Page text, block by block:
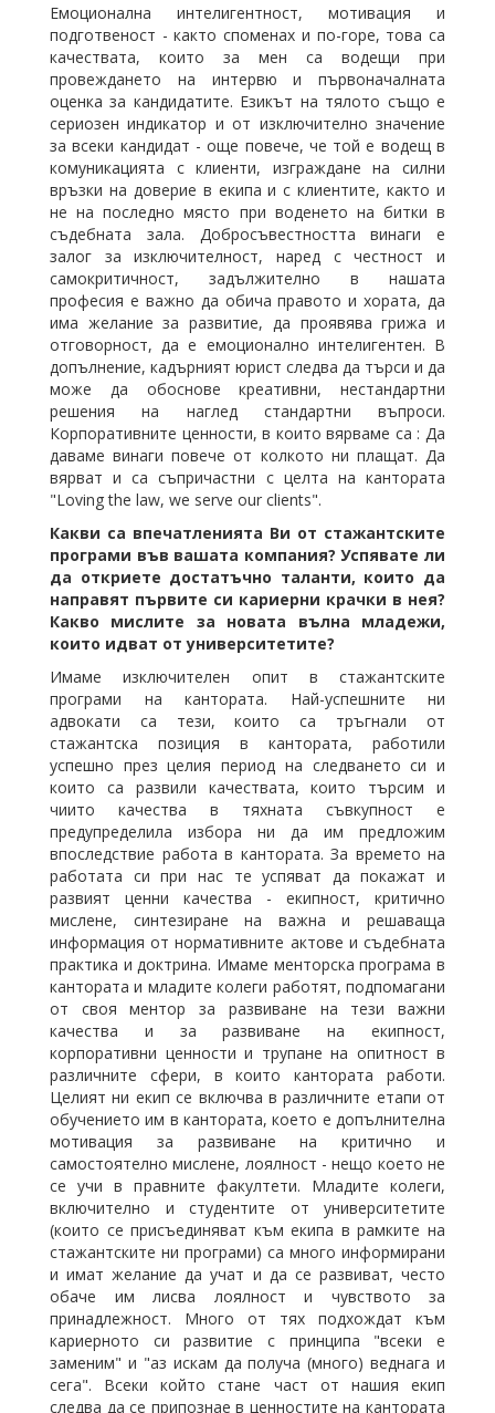
Емоционална интелигентност, мотивация и
подготвеност - както споменах и по-горе, това са
качествата, които за мен са водещи при
провеждането на интервю и първоначалната
оценка за кандидатите. Езикът на тялото също е
сериозен индикатор и от изключително значение
за всеки кандидат - още повече, че той е водещ в
комуникацията с клиенти, изграждане на силни
връзки на доверие в екипа и с клиентите, както и
не на последно място при воденето на битки в
съдебната зала. Добросъвестността винаги е
залог за изключителност, наред с честност и
самокритичност, задължително в нашата
професия е важно да обича правото и хората, да
има желание за развитие, да проявява грижа и
отговорност, да е емоционално интелигентен. В
допълнение, кадърният юрист следва да търси и да
може да обоснове креативни, нестандартни
решения на наглед стандартни въпроси.
Корпоративните ценности, в които вярваме са : Да
даваме винаги повече от колкото ни плащат. Да
вярват и са съпричастни с целта на кантората
"Loving the law, we serve our clients".
Какви са впечатленията Ви от стажантските
програми във вашата компания? Успявате ли
да откриете достатъчно таланти, които да
направят първите си кариерни крачки в нея?
Какво мислите за новата вълна младежи,
които идват от университетите?
Имаме изключителен опит в стажантските
програми на кантората. Най-успешните ни
адвокати са тези, които са тръгнали от
стажантска позиция в кантората, работили
успешно през целия период на следването си и
които са развили качествата, които търсим и
чиито качества в тяхната съвкупност е
предупределила избора ни да им предложим
впоследствие работа в кантората. За времето на
работата си при нас те успяват да покажат и
развият ценни качества - екипност, критично
мислене, синтезиране на важна и решаваща
информация от нормативните актове и съдебната
практика и доктрина. Имаме менторска програма в
кантората и младите колеги работят, подпомагани
от своя ментор за развиване на тези важни
качества и за развиване на екипност,
корпоративни ценности и трупане на опитност в
различните сфери, в които кантората работи.
Целият ни екип се включва в различните етапи от
обучението им в кантората, което е допълнителна
мотивация за развиване на критично и
самостоятелно мислене, лоялност - нещо което не
се учи в правните факултети. Младите колеги,
включително и студентите от университетите
(които се присъединяват към екипа в рамките на
стажантските ни програми) са много информирани
и имат желание да учат и да се развиват, често
обаче им лисва лоялност и чувството за
принадлежност. Много от тях подхождат към
кариерното си развитие с принципа "всеки е
заменим" и "аз искам да получа (много) веднага и
сега". Всеки който стане част от нашия екип
следва да се припознае в ценностите на кантората